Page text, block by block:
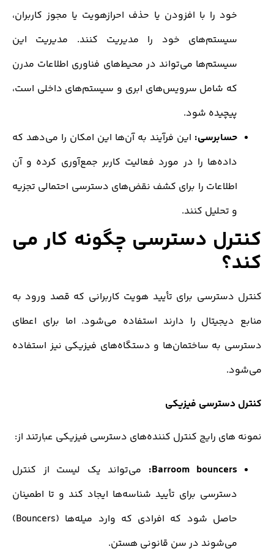
را با افزودن یا حذف احرازهویت یا مجوز کاربران،
خود را مدیریت کنند. مدیریت این
می‌تواند در محیط‌های فناوری اطلاعات مدرن
شامل سرویس‌های ابری و سیستم‌های داخلی است،
شود.
این فرآیند به آن‌ها این امکان را می‌دهد که
را در مورد فعالیت کاربر جمع‌آوری کرده و آن
را برای کشف نقض‌های دسترسی احتمالی تجزیه
تحلیل کنند.
دسترسی چگونه کار می
برای تأیید هویت کاربرانی که قصد ورود به
را دارند استفاده می‌شود. اما برای اعطای
به ساختمان‌ها و دستگاه‌های فیزیکی نیز استفاده
فیزیکی
رایج کنترل کننده‌های دسترسی فیزیکی عبارتند از:
Barroom می‌تواند یک لیست از کنترل
برای تأیید شناسه‌ها ایجاد کند و تا اطمینان
حاصل شود که افرادی که وارد میله‌ها (Bouncers)
در سن قانونی هستن.